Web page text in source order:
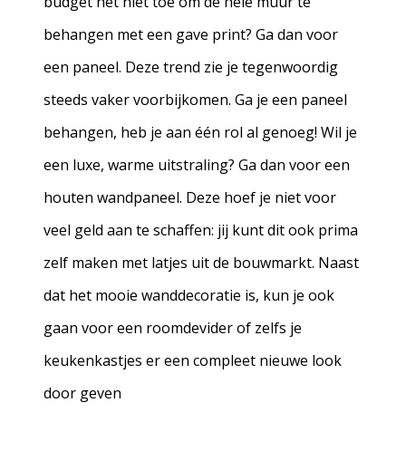
behangen met een gave print? Ga dan voor
een paneel. Deze trend zie je tegenwoordig
steeds vaker voorbijkomen. Ga je een paneel
behangen, heb je aan één rol al genoeg! Wil je
een luxe, warme uitstraling? Ga dan voor een
houten wandpaneel. Deze hoef je niet voor
veel geld aan te schaffen: jij kunt dit ook prima
zelf maken met latjes uit de bouwmarkt. Naast
dat het mooie wanddecoratie is, kun je ook
gaan voor een roomdevider of zelfs je
keukenkastjes er een compleet nieuwe look
door geven